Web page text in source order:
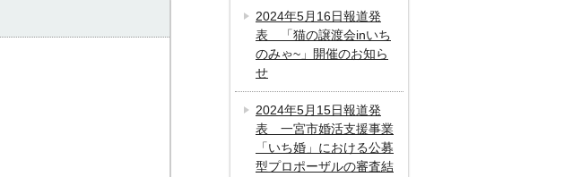
2024年5月16日報道発
表 「猫の譲渡会inいち
のみゃ~」開催のお知ら
せ
2024年5月15日報道発
表 一宮市婚活支援事業
「いち婚」における公募
型プロポーザルの審査結